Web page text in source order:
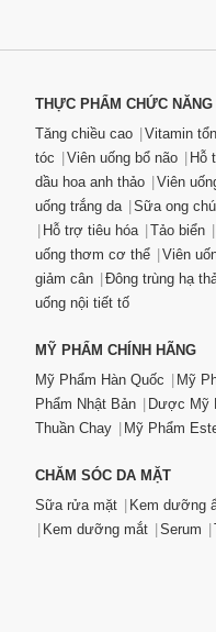
THỰC PHẨM CHỨC NĂNG
Tăng chiều cao
Vitamin
tóc
Viên uống bổ não Hỗ
dầu hoa anh thảo
Viên
uống trắng da
Sữa ong
Hỗ trợ tiêu hóa
Tảo biển
uống thơm cơ thể
Viên
giảm cân
Đông trùng hạ
uống nội tiết tố
MỸ PHẨM CHÍNH HÃNG
Mỹ Phẩm Hàn Quốc
Mỹ
Phẩm Nhật Bản
Dược Mỹ
Thuần Chay
Mỹ Phẩm
CHĂM SÓC DA MẶT
Sữa rửa mặt
Kem dưỡng
Kem dưỡng mắt
Serum